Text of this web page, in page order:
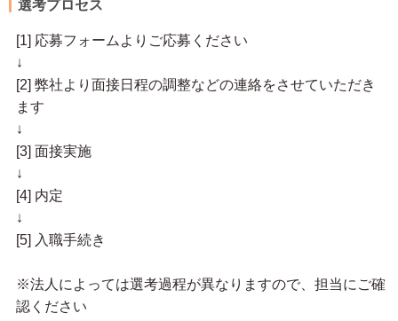
選考プロセス
[1] 応募フォームよりご応募ください
↓
[2] 弊社より面接日程の調整などの連絡をさせていただき
ます
↓
[3] 面接実施
↓
[4] 内定
↓
[5] 入職手続き
※法人によっては選考過程が異なりますので、担当にご確
認ください